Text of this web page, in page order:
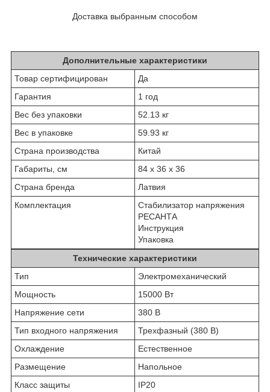
Доставка выбранным способом
Дополнительные характеристики
Товар сертифицирован
Да
Гарантия
1 год
Вес без упаковки
52.13 кг
Вес в упаковке
59.93 кг
Страна производства
Китай
Габариты, см
84 х 36 х 36
Страна бренда
Латвия
Комплектация
Стабилизатор напряжения
РЕСАНТА
Инструкция
Упаковка
Технические характеристики
Тип
Электромеханический
Мощность
15000 Вт
Напряжение сети
380 В
Тип входного напряжения
Трехфазный (380 В)
Охлаждение
Естественное
Размещение
Напольное
Класс защиты
IP20